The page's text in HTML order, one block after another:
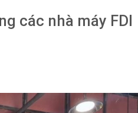
các nhà máy FDI